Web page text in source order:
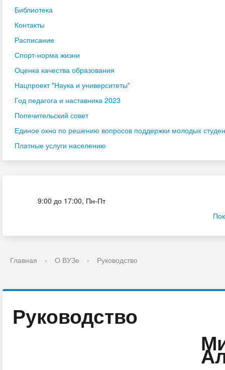
Библиотека
Контакты
Расписание
Спорт-норма жизни
Оценка качества образования
Нацпроект "Наука и университеты"
Год педагога и наставника 2023
Попечительский совет
Единое окно по решению вопросов поддержки молодых
Платные услуги населению
9:00 до 17:00, Пн-Пт
Главная › О ВУЗе › Руководство
Руководство